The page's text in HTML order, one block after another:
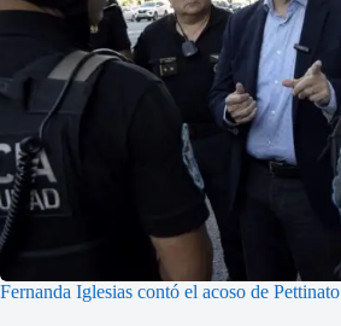
Fernanda Iglesias contó el acoso de Pettinato